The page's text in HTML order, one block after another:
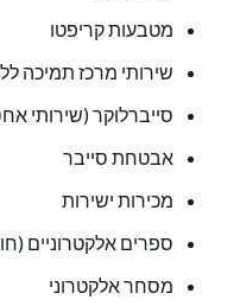
מטבעות קריפטו
שירותי מרכז תמיכה
סייברלוקר (שירותי
אבטחת סייבר
מכירות ישירות
ספרים אלקטרוניים
מסחר אלקטרוני